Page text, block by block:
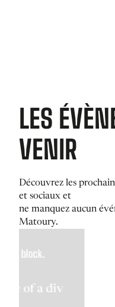
LES
VENIR
Découvrez les
et sociaux et
ne manquez aucun
Matoury.
This is some text
This is some